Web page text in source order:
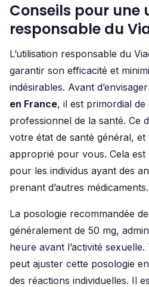
Conseils pour une
responsable du
L’utilisation responsable du
garantir son efficacité et
indésirables. Avant
en France, il est primordial
professionnel de la santé. Ce
votre état de santé général,
approprié pour vous. Cela
pour les individus ayant des
prenant d’autres médicaments.
La posologie recommandée
généralement de 50 mg,
heure avant l’activité
peut ajuster cette posologie
des réactions individuelles. Il